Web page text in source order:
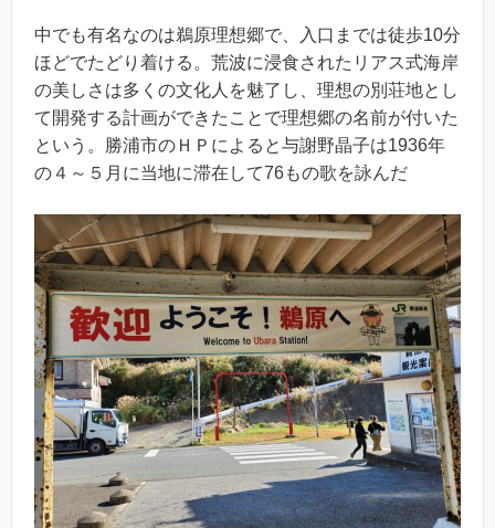
中でも有名なのは鵜原理想郷で、入口までは徒歩10分
ほどでたどり着ける。荒波に浸食されたリアス式海岸
の美しさは多くの文化人を魅了し、理想の別荘地とし
て開発する計画ができたことで理想郷の名前が付いた
という。勝浦市のＨＰによると与謝野晶子は1936年
の４～５月に当地に滞在して76もの歌を詠んだ